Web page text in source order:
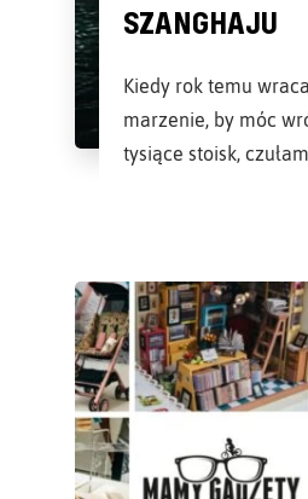
SZANGHAJU
Kiedy rok temu
marzenie, by móc
tysiące stoisk,